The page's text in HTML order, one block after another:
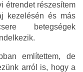
étrendet részesítem
kezelésén és más
betegségek
említettem, de
arról is, hogy a